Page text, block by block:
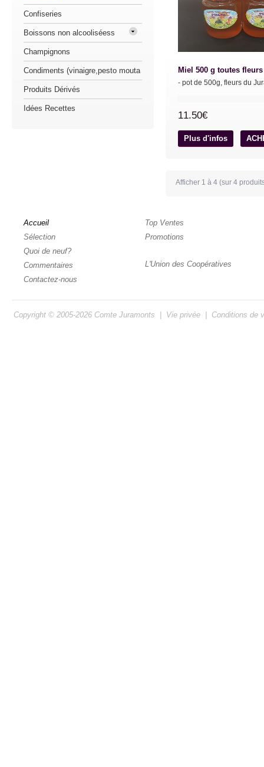
Miel 500 g toutes fleurs
- pot de 500g, fleurs du
11.50€
Plus d'infos
Afficher 1 à 4 (sur 4
Confiseries
Boissons non alcooliséess
Champignons
Condiments (vinaigre,pesto mouta
Produits Dérivés
Idées Recettes
Accueil
Sélection
Quoi de neuf?
Commentaires
Contactez-nous
Top Ventes
Promotions
L'Union des Coopératives
Copyright © 2005-2026 Comte Juramonts Vie privée Conditions de